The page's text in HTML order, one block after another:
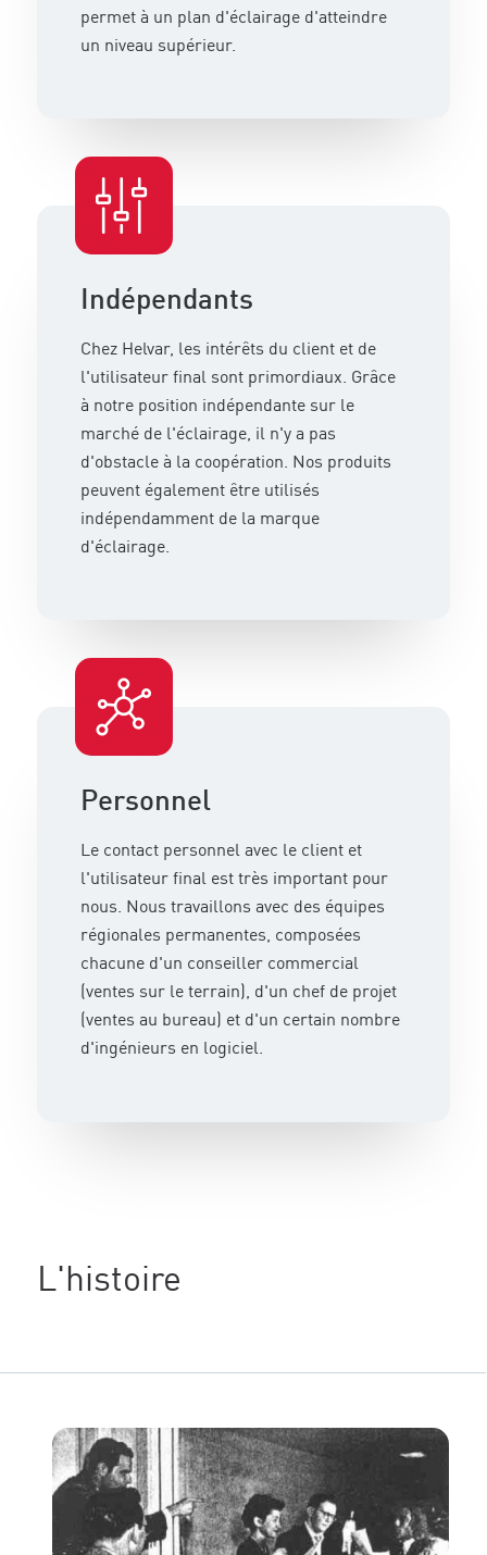
permet à un plan d'éclairage d'atteindre
un niveau supérieur.
Indépendants
Chez Helvar, les intérêts du client et de
l'utilisateur final sont primordiaux. Grâce
à notre position indépendante sur le
marché de l'éclairage, il n'y a pas
d'obstacle à la coopération. Nos produits
peuvent également être utilisés
indépendamment de la marque
d'éclairage.
Personnel
Le contact personnel avec le client et
l'utilisateur final est très important pour
nous. Nous travaillons avec des équipes
régionales permanentes, composées
chacune d'un conseiller commercial
(ventes sur le terrain), d'un chef de projet
(ventes au bureau) et d'un certain nombre
d'ingénieurs en logiciel.
L'histoire